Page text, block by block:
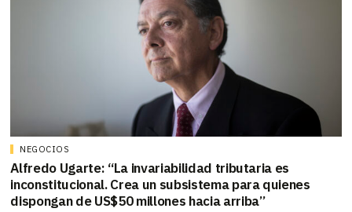
NEGOCIOS
Alfredo Ugarte: “La invariabilidad tributaria es
inconstitucional. Crea un subsistema para quienes
dispongan de US$50 millones hacia arriba”